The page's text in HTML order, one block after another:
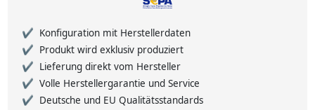
Konfiguration mit Herstellerdaten
Produkt wird exklusiv produziert
Lieferung direkt vom Hersteller
Volle Herstellergarantie und Service
Deutsche und EU Qualitätsstandards